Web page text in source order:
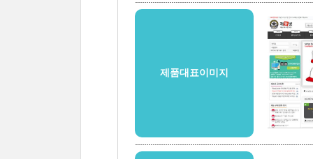
제품대표이미지